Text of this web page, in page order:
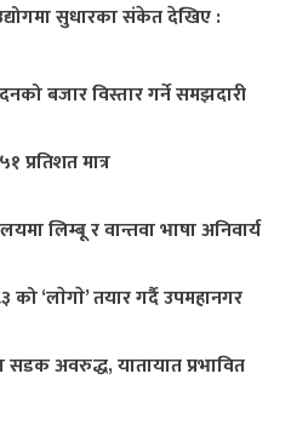
सुधारका संकेत देखिए :
बजार विस्तार गर्ने समझदारी
प्रतिशत मात्र
लिम्बू र वान्तवा भाषा अनिवार्य
को ‘लाेगाे’ तयार गर्दै उपमहानगर
सडक अवरुद्ध, यातायात प्रभावित